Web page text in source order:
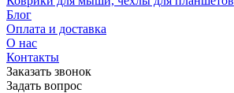
Блог
Оплата и доставка
О нас
Контакты
Заказать звонок
Задать вопрос